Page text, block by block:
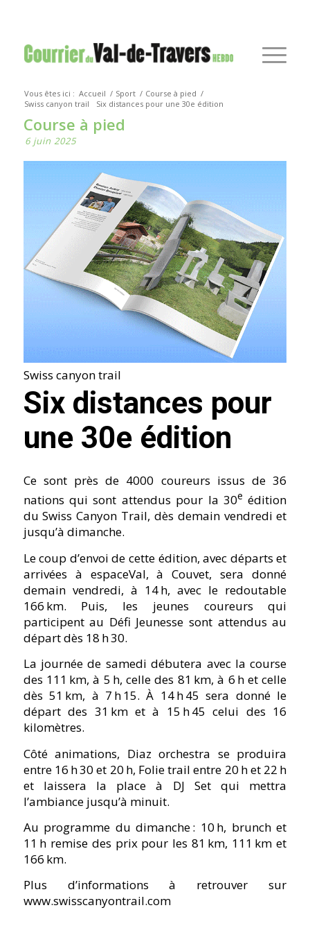
Vous êtes ici : Accueil / Sport / Course à pied /
Swiss canyon trail
Six distances pour une 30e édition
Course à pied
6 juin 2025
Swiss canyon trail
Six distances pour
une 30e édition
Ce sont près de 4000 coureurs issus de 36
nations qui sont attendus pour la 30e édition
du Swiss Canyon Trail, dès demain vendredi et
jusqu’à dimanche.
Le coup d’envoi de cette édition, avec départs et
arrivées à espaceVal, à Couvet, sera donné
demain vendredi, à 14 h, avec le redoutable
166 km. Puis, les jeunes coureurs qui
participent au Défi Jeunesse sont attendus au
départ dès 18 h 30.
La journée de samedi débutera avec la course
des 111 km, à 5 h, celle des 81 km, à 6 h et celle
dès 51 km, à 7 h 15. À 14 h 45 sera donné le
départ des 31 km et à 15 h 45 celui des 16
kilomètres.
Côté animations, Diaz orchestra se produira
entre 16 h 30 et 20 h, Folie trail entre 20 h et 22 h
et laissera la place à DJ Set qui mettra
l’ambiance jusqu’à minuit.
Au programme du dimanche : 10 h, brunch et
11 h remise des prix pour les 81 km, 111 km et
166 km.
Plus d’informations à retrouver sur
www.swisscanyontrail.com